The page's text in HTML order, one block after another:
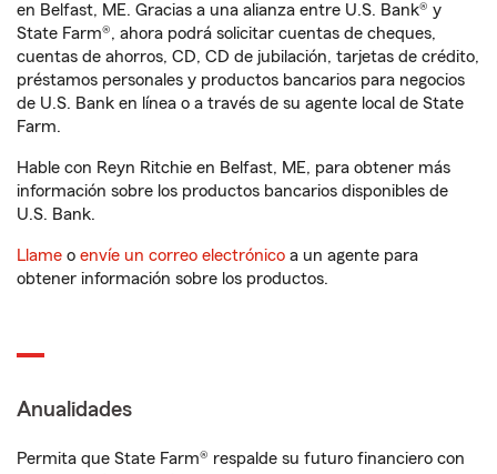
en Belfast, ME. Gracias a una alianza entre U.S. Bank® y
State Farm®, ahora podrá solicitar cuentas de cheques,
cuentas de ahorros, CD, CD de jubilación, tarjetas de crédito,
préstamos personales y productos bancarios para negocios
de U.S. Bank en línea o a través de su agente local de State
Farm.
Hable con Reyn Ritchie en Belfast, ME, para obtener más
información sobre los productos bancarios disponibles de
U.S. Bank.
Llame o envíe un correo electrónico a un agente para
obtener información sobre los productos.
Anualidades
Permita que State Farm® respalde su futuro financiero con